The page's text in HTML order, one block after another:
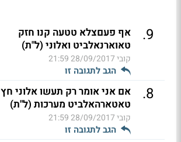
9
.
אף פעםצלא טטעה קנו חזק
טאוארנאלביט ואלוני (ל"ת)
קובי28/09/2017 21:59
הגב לתגובה זו
8
.
אם אני אומר רק תעשו אלוני חץ
טאטארהאלביט מערכות (ל"ת)
קובי28/09/2017 21:59
הגב לתגובה זו